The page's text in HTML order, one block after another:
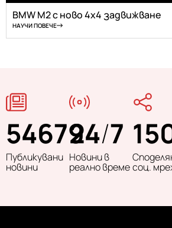
BMW M2 с ново 4х4 задвижване
НАУЧИ ПОВЕЧЕ
54679
Публикувани
новини
24/7
Новини в
реално времесоц.